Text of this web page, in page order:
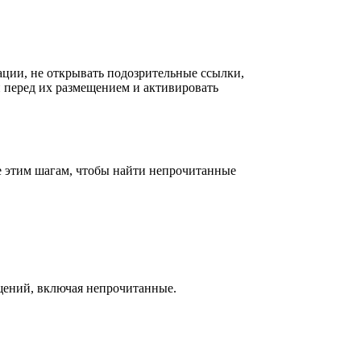
не открывать подозрительные ссылки,
их размещением и активировать
шагам, чтобы найти непрочитанные
включая непрочитанные.